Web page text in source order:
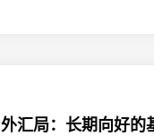
外汇局：长期向好的